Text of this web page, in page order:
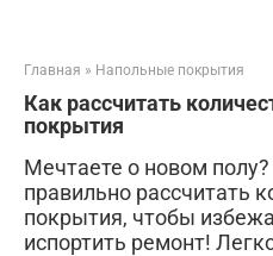
Главная » Напольные покрытия
Как рассчитать
покрытия
Мечтаете о новом полу?
правильно рассчитать
покрытия, чтобы
испортить ремонт!